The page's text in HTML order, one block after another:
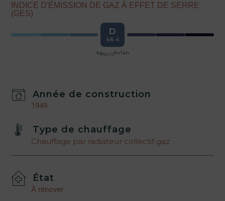
INDICE D'ÉMISSION DE GAZ À EFFET DE SERRE
(GES)
D
46.4
kgépCO2/m 2.an
Année de construction
1949
Type de chauffage
Chauffage par radiateur collectif gaz
État
À rénover